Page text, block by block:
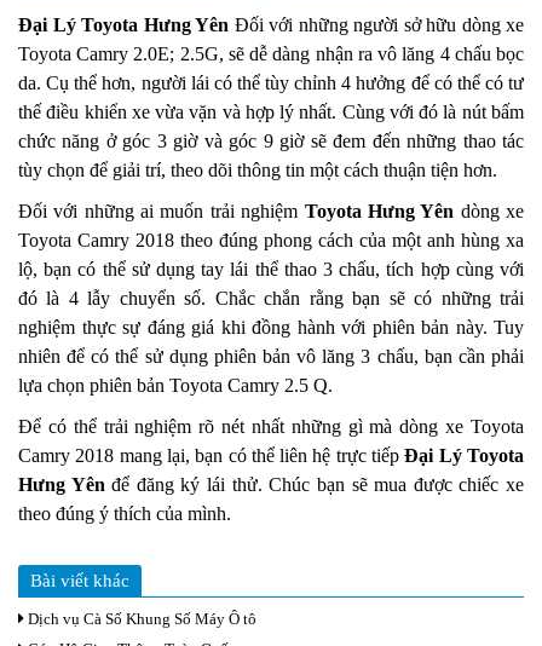
Đại Lý Toyota Hưng Yên Đối với những người sở hữu dòng xe
Toyota Camry 2.0E; 2.5G, sẽ dễ dàng nhận ra vô lăng 4 chấu bọc
da. Cụ thể hơn, người lái có thể tùy chỉnh 4 hưởng để có thể có tư
thế điều khiển xe vừa vặn và hợp lý nhất. Cùng với đó là nút bấm
chức năng ở góc 3 giờ và góc 9 giờ sẽ đem đến những thao tác
tùy chọn để giải trí, theo dõi thông tin một cách thuận tiện hơn.
Đối với những ai muốn trải nghiệm Toyota Hưng Yên dòng xe
Toyota Camry 2018 theo đúng phong cách của một anh hùng xa
lộ, bạn có thể sử dụng tay lái thể thao 3 chấu, tích hợp cùng với
đó là 4 lẫy chuyển số. Chắc chắn rằng bạn sẽ có những trải
nghiệm thực sự đáng giá khi đồng hành với phiên bản này. Tuy
nhiên để có thể sử dụng phiên bản vô lăng 3 chấu, bạn cần phải
lựa chọn phiên bản Toyota Camry 2.5 Q.
Để có thể trải nghiệm rõ nét nhất những gì mà dòng xe Toyota
Camry 2018 mang lại, bạn có thể liên hệ trực tiếpĐại Lý Toyota
Hưng Yên để đăng ký lái thử. Chúc bạn sẽ mua được chiếc xe
theo đúng ý thích của mình.
Bài viết khác
Dịch vụ Cà Số Khung Số Máy Ô tô